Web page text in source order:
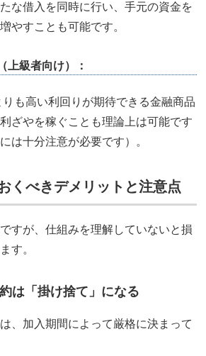
な借入を同時に行い、手元の資金を
やすことも可能です。
上級者向け）：
も高い利回りが期待できる金融商品
ざやを稼ぐことも理論上は可能です
は十分注意が必要です）。
くべきデメリットと注意点
すが、仕組みを理解していないと損
す。
は「掛け捨て」になる
、加入期間によって厳格に決まって